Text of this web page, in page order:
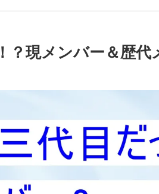
現メンバー＆歴代